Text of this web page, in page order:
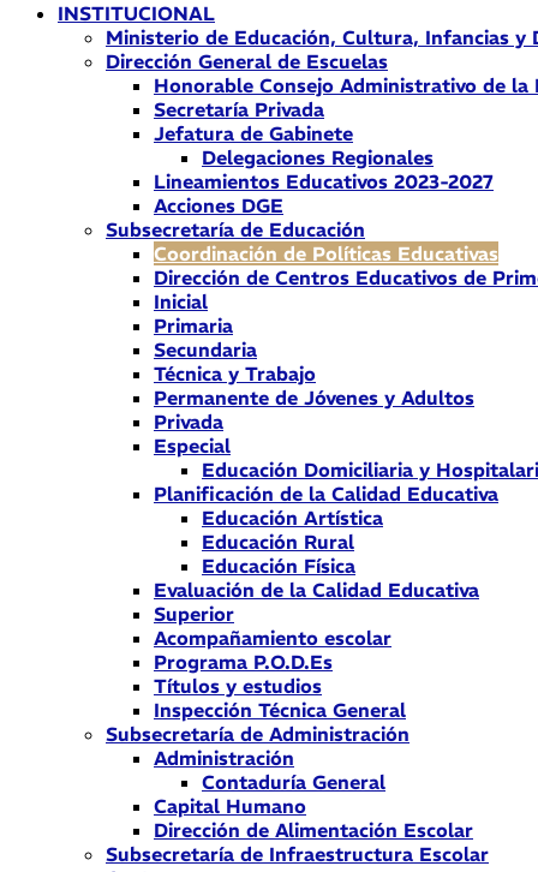
INSTITUCIONAL
Ministerio de Educación, Cultura, Infancias y
Dirección General de Escuelas
Honorable Consejo Administrativo de la
Secretaría Privada
Jefatura de Gabinete
Delegaciones Regionales
Lineamientos Educativos 2023-2027
Acciones DGE
Subsecretaría de Educación
Coordinación de Políticas Educativas
Dirección de Centros Educativos de
Inicial
Primaria
Secundaria
Técnica y Trabajo
Permanente de Jóvenes y Adultos
Privada
Especial
Educación Domiciliaria y
Planificación de la Calidad Educativa
Educación Artística
Educación Rural
Educación Física
Evaluación de la Calidad Educativa
Superior
Acompañamiento escolar
Programa P.O.D.Es
Títulos y estudios
Inspección Técnica General
Subsecretaría de Administración
Administración
Contaduría General
Capital Humano
Dirección de Alimentación Escolar
Subsecretaría de Infraestructura Escolar